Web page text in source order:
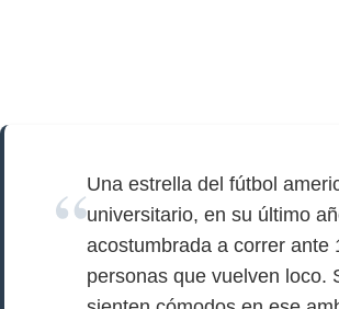
Una estrella del fútbol
universitario, en su último
acostumbrada a correr ante
personas que vuelven loco.